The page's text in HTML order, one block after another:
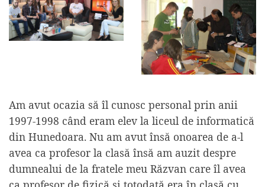
Am avut ocazia să îl cunosc personal prin anii
1997-1998 când eram elev la liceul de informatică
din Hunedoara. Nu am avut însă onoarea de a-l
avea ca profesor la clasă însă am auzit despre
dumnealui de la fratele meu Răzvan care îl avea